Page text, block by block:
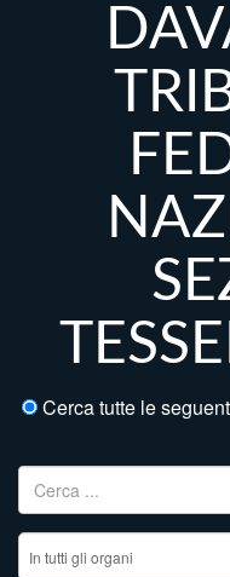
Cerca tutte le
Ricerca per: